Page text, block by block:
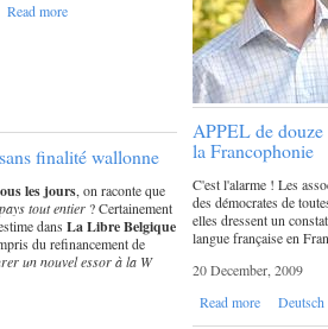
Read more
finalité wallonne
les jours, on raconte que
tout entier?Certainement
dans La Libre Belgique
du refinancement de
un nouvel essor à la W
APPEL de douze
la Francophonie
C'est l'alarme ! Les
des démocrates de
elles dressent un
langue française en
20 December, 2009
Read more
Deutsch